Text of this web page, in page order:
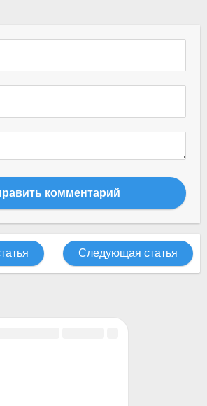
комментарий
Следующая статья